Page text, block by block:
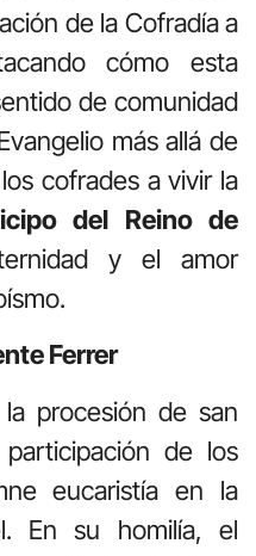
de la Cofradía a
cómo esta
de comunidad
más allá de
cofrades a vivir la
del Reino de
y el amor
.
Ferrer
procesión de san
de los
eucaristía en la
En su homilía, el